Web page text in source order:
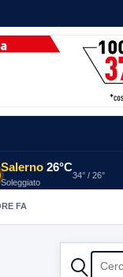
Salerno 26°C
Soleggiato
34° / 26°
FA
CERCA